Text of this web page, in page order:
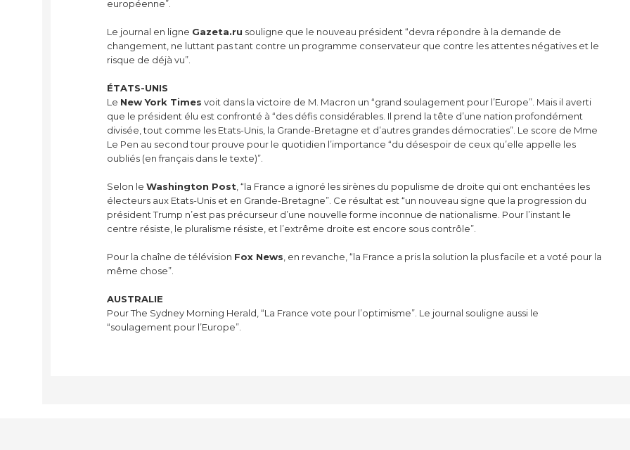
européenne”.
Le journal en ligne Gazeta.ru souligne que le nouveau président “devra répondre à la demande de
changement, ne luttant pas tant contre un programme conservateur que contre les attentes négatives et le
risque de déjà vu”.
ÉTATS-UNIS
Le New York Times voit dans la victoire de M. Macron un “grand soulagement pour l’Europe”. Mais il averti
que le président élu est confronté à “des défis considérables. Il prend la tête d’une nation profondément
divisée, tout comme les Etats-Unis, la Grande-Bretagne et d’autres grandes démocraties”. Le score de Mme
Le Pen au second tour prouve pour le quotidien l’importance “du désespoir de ceux qu’elle appelle les
oubliés (en français dans le texte)”.
Selon le Washington Post , “la France a ignoré les sirènes du populisme de droite qui ont enchantées les
électeurs aux Etats-Unis et en Grande-Bretagne”. Ce résultat est “un nouveau signe que la progression du
président Trump n’est pas précurseur d’une nouvelle forme inconnue de nationalisme. Pour l’instant le
centre résiste, le pluralisme résiste, et l’extrême droite est encore sous contrôle”.
Pour la chaîne de télévision Fox News , en revanche, “la France a pris la solution la plus facile et a voté pour la
même chose”.
AUSTRALIE
Pour The Sydney Morning Herald, “La France vote pour l’optimisme”. Le journal souligne aussi le
“soulagement pour l’Europe”.